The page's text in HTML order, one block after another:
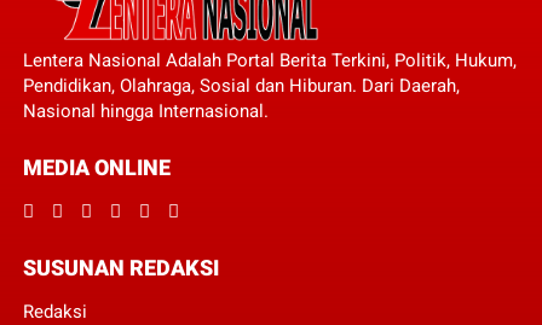
Lentera Nasional Adalah Portal Berita Terkini, Politik, Hukum,
Pendidikan, Olahraga, Sosial dan Hiburan. Dari Daerah,
Nasional hingga Internasional.
MEDIA ONLINE
SUSUNAN REDAKSI
Redaksi